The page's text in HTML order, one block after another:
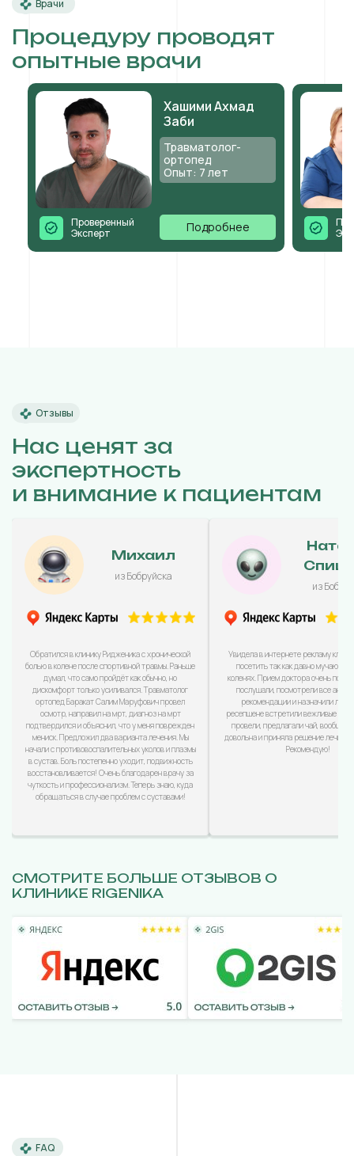
Врачи
Процедуру проводят
опытные врачи
Проверенный
Эксперт
Хашими Ахмад
Заби
Травматолог-
ортопед
Опыт: 7 лет
Подробнее
Отзывы
Нас ценят за
экспертность
и внимание к пациентам
Михаил
из Бобруйска
Обратился в клинику Ридженика с хронической
болью в колене после спортивной травмы. Раньше
думал, что само пройдёт как обычно, но
дискомфорт только усиливался. Травматолог
ортопед Баракат Салим Маруфович провел
осмотр, направил на мрт, диагноз на мрт
подтвердился и объяснил, что у меня поврежден
мениск. Предложил два варианта лечения. Мы
начали с противовоспалительных уколов и плазмы
в сустав. Боль постепенно уходит, подвижность
восстановливается! Очень благодарен врачу за
чуткость и профессионализм. Теперь знаю, куда
обращаться в случае проблем с суставами!
из
Увидела в интернете рекламу
посетить так как давно мучаюсь
коленях. Прием доктора очень
послушали, посмотрели все
рекомендации и назначили
ресепшене встретили вежливые
провели, предлагали чай, вообщем
довольна и приняла решение
Рекомендую!
СМОТРИТЕ БОЛЬШЕ ОТЗЫВОВ О
КЛИНИКЕ RIGENIKA
FAQ